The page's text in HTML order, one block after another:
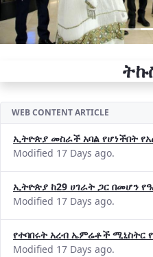
WEB CONTENT ARTICLE
ኢትዮጵያ መስራች አባል የሆነችበት
Modified 17 Days ago.
ኢትዮጵያ ከ29 ሀገራት ጋር በመሆን
Modified 17 Days ago.
የተባበሩት አረብ ኤምሬቶች ሚኒስትር
Modified 17 Days ago.